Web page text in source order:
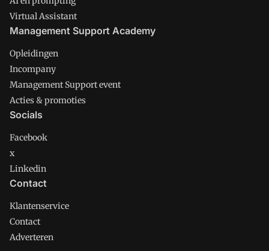
Virtual Assistant
Management Support Academy
Opleidingen
Incompany
Management Support event
Acties & promoties
Socials
Facebook
x
Linkedin
Contact
Klantenservice
Contact
Adverteren